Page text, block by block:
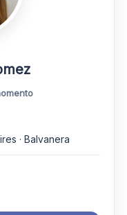
· Balvanera